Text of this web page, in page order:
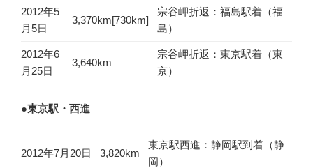
2012年5
月5日
3,370km[730km]
宗谷岬折返：福島駅着（福
島）
2012年6
月25日
3,640km
宗谷岬折返：東京駅着（東
京）
●東京駅・西進
2012年7月20日 3,820km
東京駅西進：静岡駅到着（静
岡）